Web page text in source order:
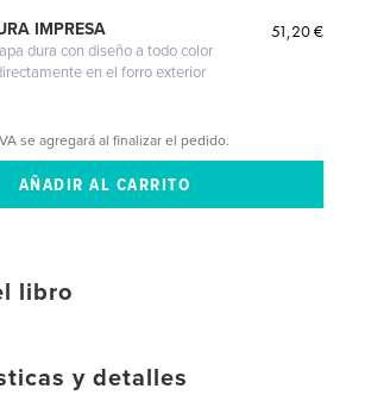
IMPRESA
dura con diseño a todo color
en el forro exterior
51,20 €
se agregará al finalizar el pedido.
libro
y detalles